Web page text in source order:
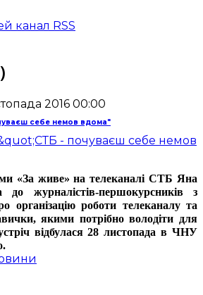
канал RSS
2016 00:00
себе немов вдома"
«За живе» на телеканалі СТБ Яна
до журналістів-першокурсників з
організацію роботи телеканалу та
якими потрібно володіти для
відбулася 28 листопада в ЧНУ